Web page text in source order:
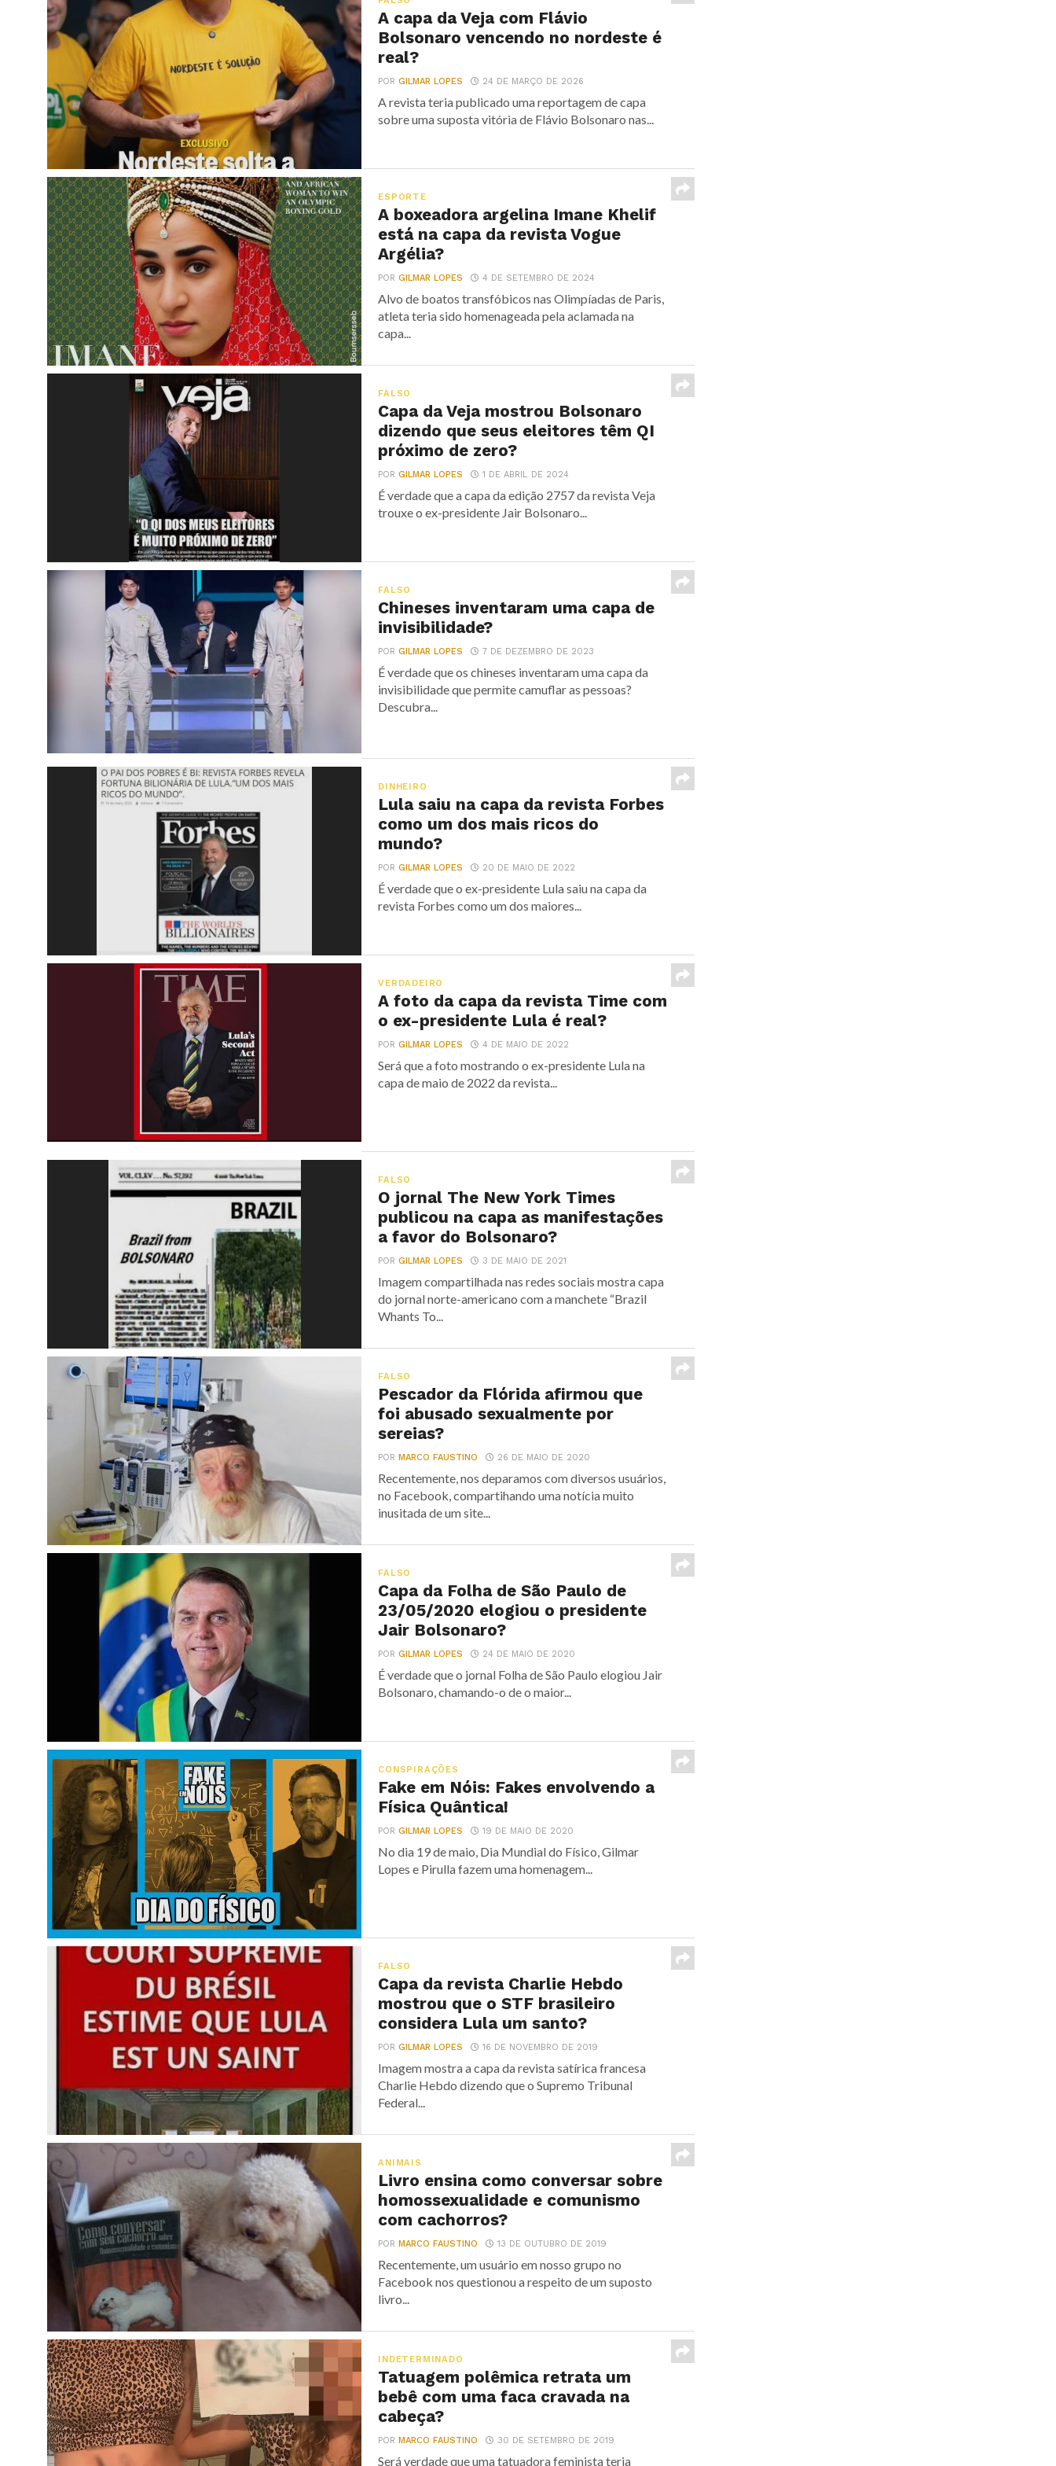
A capa da Veja com Flávio
Bolsonaro vencendo no nordeste é
real?
PORGILMAR LOPES 24 DE MARÇO DE 2026
A revista teria publicado uma reportagem de capa
sobre uma suposta vitória de Flávio Bolsonaro nas...
ESPORTE
A boxeadora argelina Imane Khelif
está na capa da revista Vogue
Argélia?
PORGILMAR LOPES 4 DE SETEMBRO DE 2024
Alvo de boatos transfóbicos nas Olimpíadas de Paris,
atleta teria sido homenageada pela aclamada na
capa...
FALSO
Capa da Veja mostrou Bolsonaro
dizendo que seus eleitores têm QI
próximo de zero?
PORGILMAR LOPES 1 DE ABRIL DE 2024
É verdade que a capa da edição 2757 da revista Veja
trouxe o ex-presidente Jair Bolsonaro...
FALSO
Chineses inventaram uma capa de
invisibilidade?
PORGILMAR LOPES 7 DE DEZEMBRO DE 2023
É verdade que os chineses inventaram uma capa da
invisibilidade que permite camuflar as pessoas?
Descubra...
DINHEIRO
Lula saiu na capa da revista Forbes
como um dos mais ricos do
mundo?
PORGILMAR LOPES 20 DE MAIO DE 2022
É verdade que o ex-presidente Lula saiu na capa da
revista Forbes como um dos maiores...
VERDADEIRO
A foto da capa da revista Time com
o ex-presidente Lula é real?
PORGILMAR LOPES 4 DE MAIO DE 2022
Será que a foto mostrando o ex-presidente Lula na
capa de maio de 2022 da revista...
FALSO
O jornal The New York Times
publicou na capa as manifestações
a favor do Bolsonaro?
PORGILMAR LOPES 3 DE MAIO DE 2021
Imagem compartilhada nas redes sociais mostra capa
do jornal norte-americano com a manchete “Brazil
Whants To...
FALSO
Pescador da Flórida afirmou que
foi abusado sexualmente por
sereias?
POR MARCO FAUSTINO 26 DE MAIO DE 2020
Recentemente, nos deparamos com diversos usuários,
no Facebook, compartihando uma notícia muito
inusitada de um site...
FALSO
Capa da Folha de São Paulo de
23/05/2020 elogiou o presidente
Jair Bolsonaro?
PORGILMAR LOPES 24 DE MAIO DE 2020
É verdade que o jornal Folha de São Paulo elogiou Jair
Bolsonaro, chamando-o de o maior...
CONSPIRAÇÕES
Fake em Nóis: Fakes envolvendo a
Física Quântica!
PORGILMAR LOPES 19 DE MAIO DE 2020
No dia 19 de maio, Dia Mundial do Físico, Gilmar
Lopes e Pirulla fazem uma homenagem...
FALSO
Capa da revista Charlie Hebdo
mostrou que o STF brasileiro
considera Lula um santo?
PORGILMAR LOPES 16 DE NOVEMBRO DE 2019
Imagem mostra a capa da revista satírica francesa
Charlie Hebdo dizendo que o Supremo Tribunal
Federal...
ANIMAIS
Livro ensina como conversar sobre
homossexualidade e comunismo
com cachorros?
POR MARCO FAUSTINO 13 DE OUTUBRO DE 2019
Recentemente, um usuário em nosso grupo no
Facebook nos questionou a respeito de um suposto
livro...
INDETERMINADO
Tatuagem polêmica retrata um
bebê com uma faca cravada na
cabeça?
POR MARCO FAUSTINO 30 DE SETEMBRO DE 2019
Será verdade que uma tatuadora feminista teria